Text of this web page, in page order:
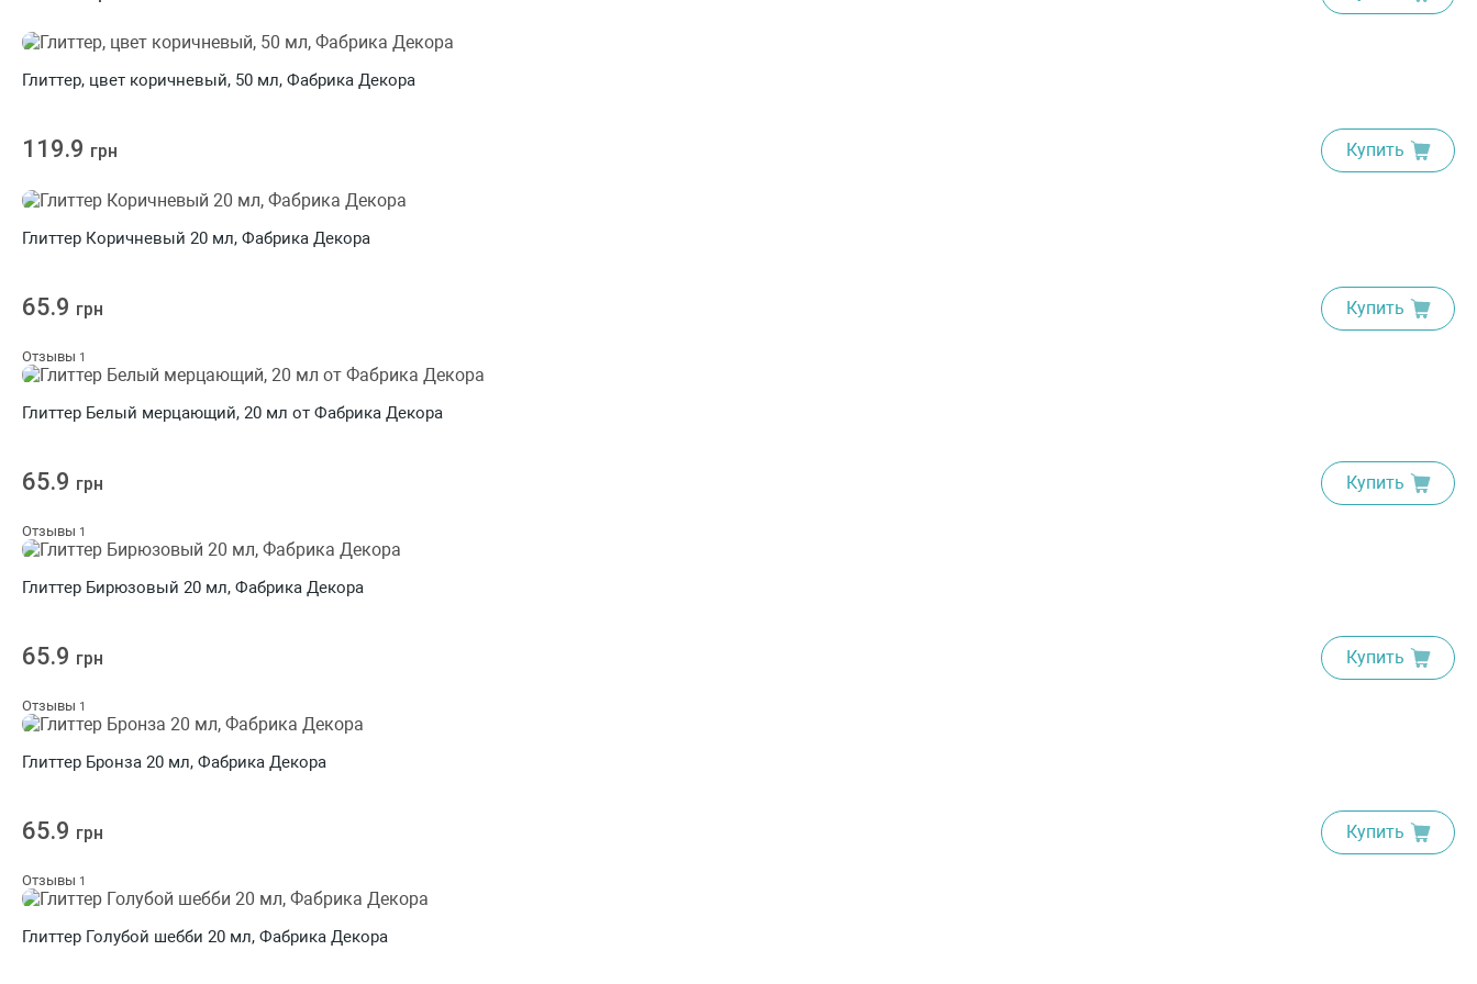
Глиттер, цвет коричневый, 50 мл, Фабрика Декора
119.9 грн Купить
Глиттер Коричневый 20 мл, Фабрика Декора
65.9 грн Купить
Отзывы 1
Глиттер Белый мерцающий, 20 мл от Фабрика Декора
65.9 грн Купить
Отзывы 1
Глиттер Бирюзовый 20 мл, Фабрика Декора
65.9 грн Купить
Отзывы 1
Глиттер Бронза 20 мл, Фабрика Декора
65.9 грн Купить
Отзывы 1
Глиттер Голубой шебби 20 мл, Фабрика Декора